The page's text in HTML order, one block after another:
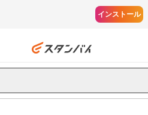
インストール